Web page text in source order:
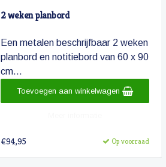
2 weken planbord
Een metalen beschrijfbaar 2 weken
planbord en notitiebord van 60 x 90
cm...
€94,95 Op voorraad
Toevoegen aan winkelwagen